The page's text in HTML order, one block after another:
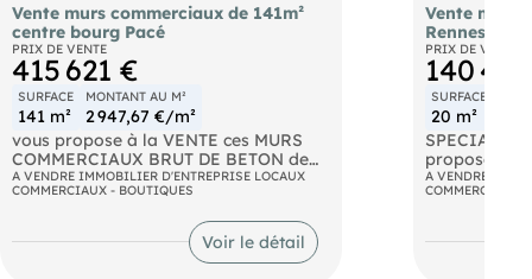
Vente murs commerciaux de 141m²
centre bourg Pacé
PRIX DE VENTE
415 621 €
SURFACE
141 m²
MONTANT AU M²
2 947,67 €/m²
vous propose à la VENTE ces MURS
COMMERCIAUX BRUT DE BETON de
141,24 m² situés dans le centre-ville de
PACE, au pied d'un ensemble
immobilier neuf accueillant 122
A VENDRE IMMOBILIER D'ENTREPRISE LOCAUX
COMMERCIAUX - BOUTIQUES
Voir le détail
Vente murs
Rennes rue
PRIX DE VENTE
140
SURFACE
20 m²
SPECIAL
propose à la
- Dans une
A VENDRE
COMMERCIAUX